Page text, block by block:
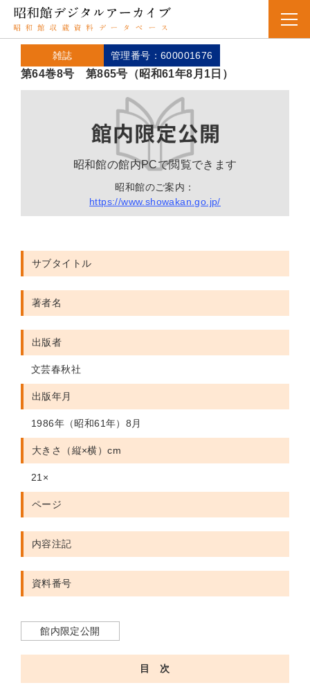
雑誌 管理番号：600001676
第64巻8号 第865号（昭和61年8月1日）
昭和館の館内PCで閲覧できます
昭和館のご案内：
https://www.showakan.go.jp/
サブタイトル
著者名
出版者
文芸春秋社
出版年月
1986年（昭和61年）8月
大きさ（縦×横）cm
21×
ページ
内容注記
資料番号
館内限定公開
目 次